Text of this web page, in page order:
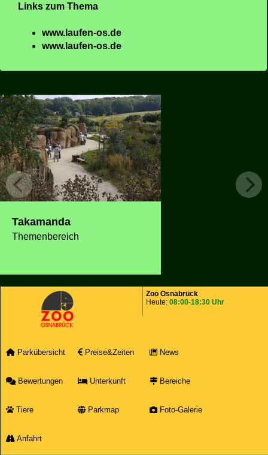
Links zum Thema
www.laufen-os.de
www.laufen-os.de
Takamanda
Themenbereich
Zoo Osnabrück
Heute: 08:00-18:30 Uhr
Parkübersicht Preise&Zeiten News
Bewertungen Unterkunft Bereiche
Tiere Parkmap Foto-Galerie
Anfahrt